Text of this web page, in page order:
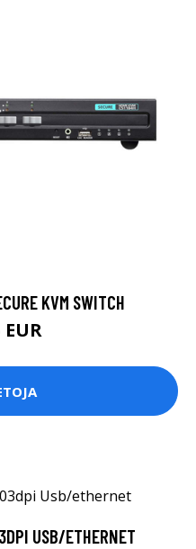
KVM SWITCH
EUR
USB/ETHERNET